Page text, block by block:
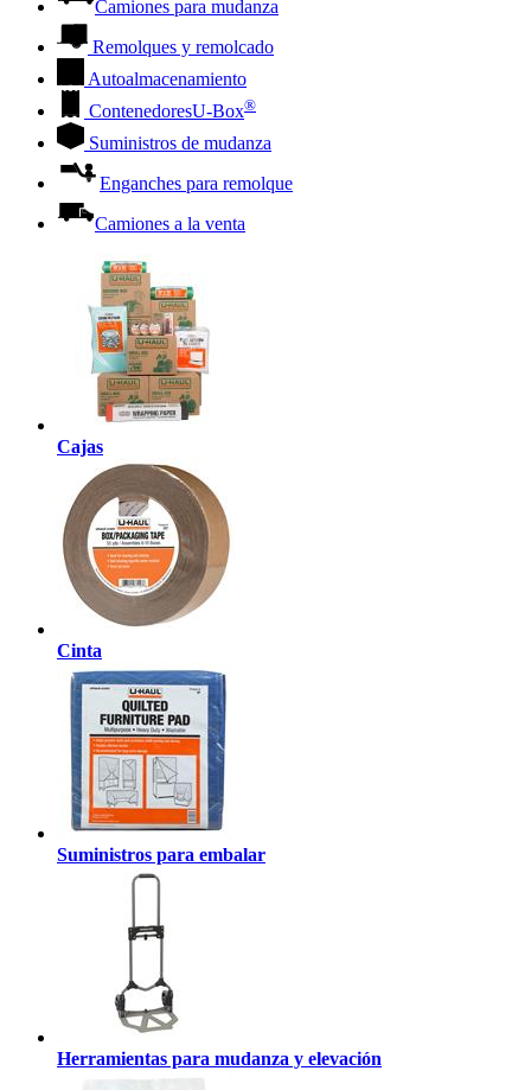
Camiones para mudanza
Remolques y remolcado
Autoalmacenamiento
ContenedoresU-Box®
Suministros de mudanza
Enganches para remolque
Camiones a la venta
Cajas
Cinta
Suministros para embalar
Herramientas para mudanza y elevación